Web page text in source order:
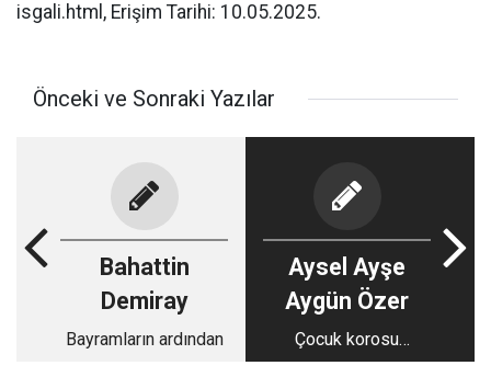
isgali.html, Erişim Tarihi: 10.05.2025.
Önceki ve Sonraki Yazılar
Bahattin
Demiray
Bayramların ardından
Aysel Ayşe
Aygün Özer
Çocuk korosu
büyüledi